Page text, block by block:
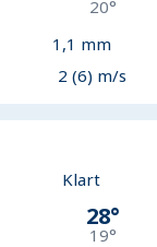
20°
1,1 mm
2 (6) m/s
Klart
28°
19°